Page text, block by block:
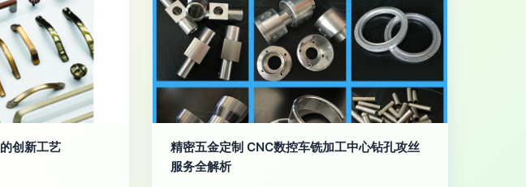
创新工艺
精密五金定制 CNC数控车铣加工中心钻孔攻丝
服务全解析